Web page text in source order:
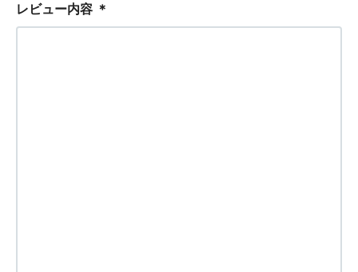
レビュー内容 ＊